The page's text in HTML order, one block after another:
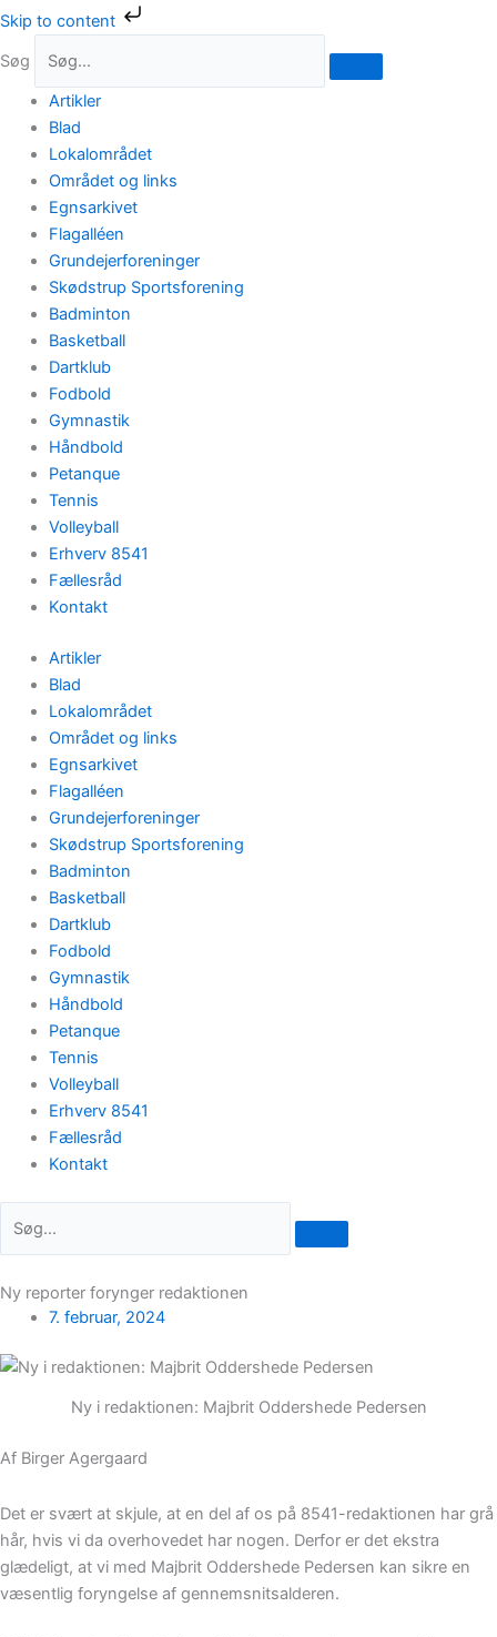
Skip to content
Gå
indholdet
Søg
Artikler
Blad
Lokalområdet
Området og links
Egnsarkivet
Flagalléen
Grundejerforeninger
Skødstrup Sportsforening
Badminton
Basketball
Dartklub
Fodbold
Gymnastik
Håndbold
Petanque
Tennis
Volleyball
Erhverv 8541
Fællesråd
Kontakt
Artikler
Blad
Lokalområdet
Området og links
Egnsarkivet
Flagalléen
Grundejerforeninger
Skødstrup Sportsforening
Badminton
Basketball
Dartklub
Fodbold
Gymnastik
Håndbold
Petanque
Tennis
Volleyball
Erhverv 8541
Fællesråd
Kontakt
Ny reporter forynger redaktionen
7. februar, 2024
Ny i redaktionen: Majbrit Oddershede Pedersen
Af Birger Agergaard
Det er svært at skjule, at en del af os på 8541-redaktionen har grå
hår, hvis vi da overhovedet har nogen. Derfor er det ekstra
glædeligt, at vi med Majbrit Oddershede Pedersen kan sikre en
væsentlig foryngelse af gennemsnitsalderen.